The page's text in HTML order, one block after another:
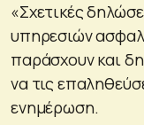
«Σχετικές
υπηρεσιών
παράσχουν και
να τις
ενημέρωση.